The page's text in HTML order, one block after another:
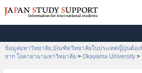
ข้อมูลมหาวิทยาลัย,บัณฑิตวิทยาลัยในประเทศญี่ปุ่นต้อง
จาก โอคายามามหาวิทยาลัย > Okayama University >